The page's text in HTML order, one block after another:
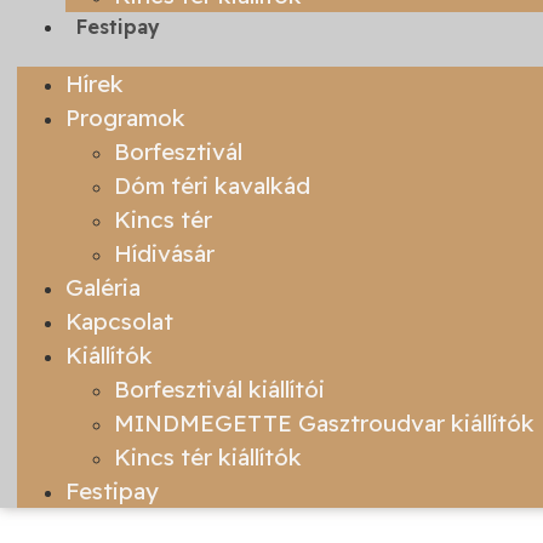
Festipay
Hírek
Programok
Borfesztivál
Dóm téri kavalkád
Kincs tér
Hídivásár
Galéria
Kapcsolat
Kiállítók
Borfesztivál kiállítói
MINDMEGETTE Gasztroudvar kiállítók
Kincs tér kiállítók
Festipay